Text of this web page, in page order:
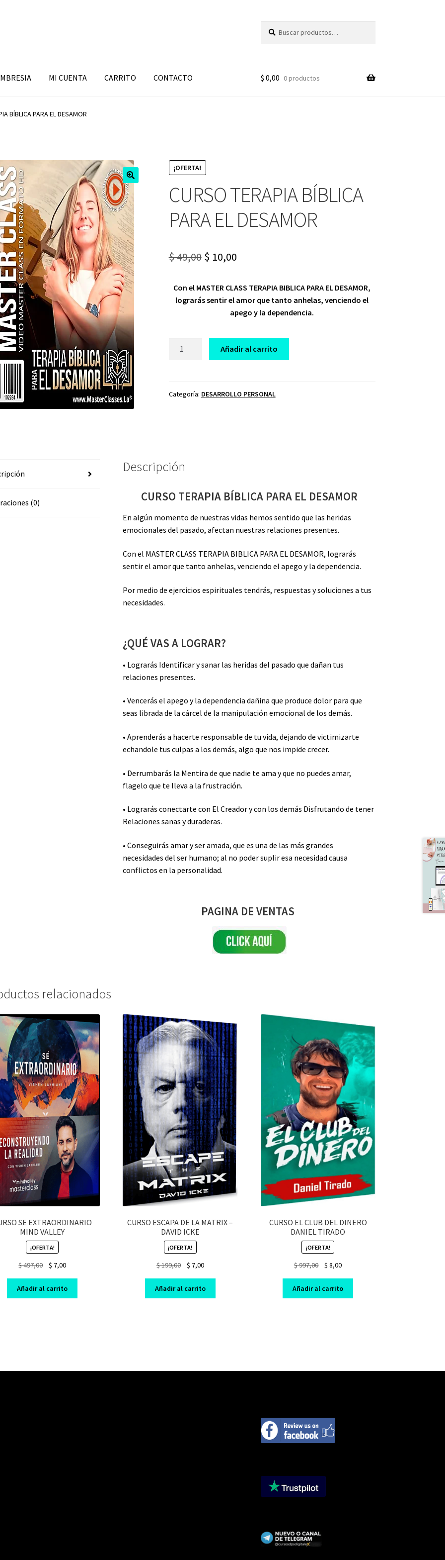
por:
MI CUENTA CARRITO CONTACTO $ 0,00 0 productos
BÍBLICA PARA EL DESAMOR
¡OFERTA!
CURSO TERAPIA BÍBLICA
PARA EL DESAMOR
$49,00 Original
was:
$ 49,00.
$ 10,00Current
is:
$ 10,00.
Con el MASTER CLASS TERAPIA BIBLICA PARA EL DESAMOR,
lograrás sentir el amor que tanto anhelas, venciendo el
apego y la dependencia.
EL
Añadir al carrito
Categoría: DESARROLLO PERSONAL
(0)
Descripción
CURSO TERAPIA BÍBLICA PARA EL DESAMOR
En algún momento de nuestras vidas hemos sentido que las heridas
emocionales del pasado, afectan nuestras relaciones presentes.
Con el MASTER CLASS TERAPIA BIBLICA PARA EL DESAMOR, lograrás
sentir el amor que tanto anhelas, venciendo el apego y la dependencia.
Por medio de ejercicios espirituales tendrás, respuestas y soluciones a tus
necesidades.
¿QUÉ VAS A LOGRAR?
• Lograrás Identificar y sanar las heridas del pasado que dañan tus
relaciones presentes.
• Vencerás el apego y la dependencia dañina que produce dolor para que
seas librada de la cárcel de la manipulación emocional de los demás.
• Aprenderás a hacerte responsable de tu vida, dejando de victimizarte
echandole tus culpas a los demás, algo que nos impide crecer.
• Derrumbarás la Mentira de que nadie te ama y que no puedes amar,
flagelo que te lleva a la frustración.
• Lograrás conectarte con El Creador y con los demás Disfrutando de tener
Relaciones sanas y duraderas.
• Conseguirás amar y ser amada, que es una de las más grandes
necesidades del ser humano; al no poder suplir esa necesidad causa
conflictos en la personalidad.
PAGINA DE VENTAS
relacionados
SE EXTRAORDINARIO
MIND VALLEY
¡OFERTA!
$497,00
Original
was:
$ 497,00.
$ 7,00Current
is:
$ 7,00.
Añadir al carrito
CURSO ESCAPA DE LA MATRIX –
DAVID ICKE
¡OFERTA!
$199,00
Original
was:
$ 199,00.
$ 7,00Current
is:
$ 7,00.
Añadir al carrito
CURSO EL CLUB DEL DINERO
DANIEL TIRADO
¡OFERTA!
$997,00
Original
was:
$ 997,00.
$ 8,00Current
is:
$ 8,00.
Añadir al carrito